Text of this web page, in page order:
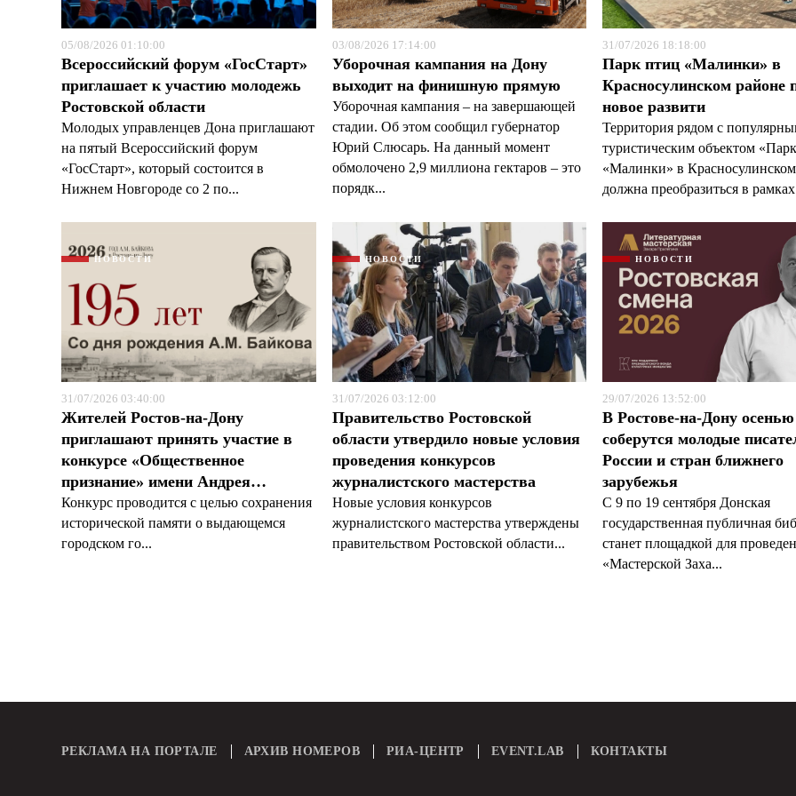
05/08/2026 01:10:00
Всероссийский форум «ГосСтарт»
приглашает к участию молодежь
Ростовской области
Молодых управленцев Дона приглашают
на пятый Всероссийский форум
«ГосСтарт», который состоится в
Нижнем Новгороде со 2 по...
03/08/2026 17:14:00
Уборочная кампания на Дону
выходит на финишную прямую
Уборочная кампания – на завершающей
стадии. Об этом сообщил губернатор
Юрий Слюсарь. На данный момент
обмолочено 2,9 миллиона гектаров – это
порядк...
31/07/2026 18:18:00
Парк птиц «Малинки» в
Красносулинском районе
новое развити
Территория рядом с
туристическим объектом
«Малинки» в
должна преобразиться в
НОВОСТИ
31/07/2026 03:40:00
Жителей Ростов-на-Дону
приглашают принять участие в
конкурсе «Общественное
признание» имени Андрея…
Конкурс проводится с целью сохранения
исторической памяти о выдающемся
городском го...
НОВОСТИ
31/07/2026 03:12:00
Правительство Ростовской
области утвердило новые условия
проведения конкурсов
журналистского мастерства
Новые условия конкурсов
журналистского мастерства утверждены
правительством Ростовской области...
НОВОСТИ
29/07/2026 13:52:00
В Ростове-на-Дону осенью
соберутся молодые
России и стран ближнего
зарубежья
С 9 по 19 сентября Донская
государственная публичная
станет площадкой для
«Мастерской Заха...
РЕКЛАМА НА ПОРТАЛЕ АРХИВ НОМЕРОВ РИА-ЦЕНТР EVENT.LAB КОНТАКТЫ